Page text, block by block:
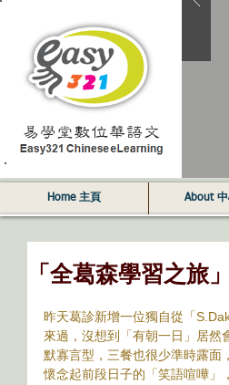
Home 主頁 About
「全葛森學習之旅
昨天葛診新增一位獨自從「
來過，沒想到「有朝一日」居然
默寡言型，三餐也很少準時露面
懷念起前段日子的「笑語喧嘩」